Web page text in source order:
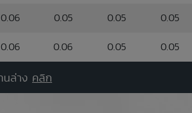
0.06 0.05 0.05 0.05
0.06 0.06 0.05 0.05
ล่าง คลิก